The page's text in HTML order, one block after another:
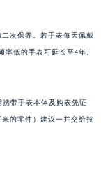
次保养。若手表每天佩戴
率低的手表可延长至4年。
带手表本体及购表凭证
的零件）建议一并交给技